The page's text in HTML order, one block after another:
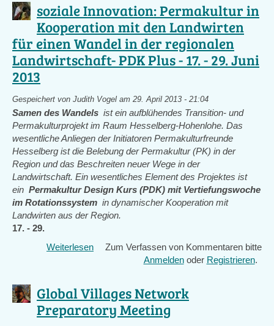
von
alte
Strukture
und
neue
Strukturen
in
der
Gemeinschaft
soziale Innovation: Permakultur in
Kooperation mit den Landwirten
für einen Wandel in der regionalen
Landwirtschaft- PDK Plus - 17. - 29. Juni
2013
Gespeichert von Judith Vogel am 29. April 2013 - 21:04
Samen des Wandels ist ein aufblühendes Transition- und
Permakulturprojekt im Raum Hesselberg-Hohenlohe. Das
wesentliche Anliegen der Initiatoren Permakulturfreunde
Hesselberg ist die Belebung der Permakultur (PK) in der
Region und das Beschreiten neuer Wege in der
Landwirtschaft. Ein wesentliches Element des Projektes ist
ein Permakultur Design Kurs (PDK) mit Vertiefungswoche
im Rotationssystem in dynamischer Kooperation mit
Landwirten aus der Region.
17. - 29.
Weiterlesen über
in
Kooperation
Zum Verfassen von Kommentaren bitte
Anmeldenoder Registrieren.
Global Villages Network
Preparatory Meeting